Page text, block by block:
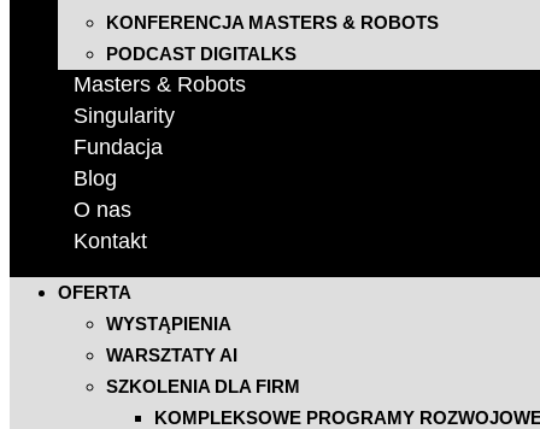
KONFERENCJA MASTERS & ROBOTS
PODCAST DIGITALKS
Masters & Robots
Singularity
Fundacja
Blog
O nas
Kontakt
OFERTA
WYSTĄPIENIA
WARSZTATY AI
SZKOLENIA DLA FIRM
KOMPLEKSOWE PROGRAMY